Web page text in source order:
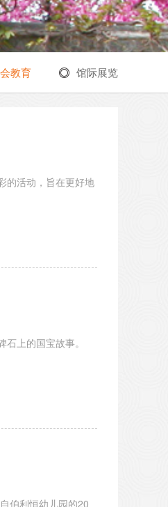
教育 馆际展览
的活动，旨在更好地
上的国宝故事。
伯利恒幼儿园的20